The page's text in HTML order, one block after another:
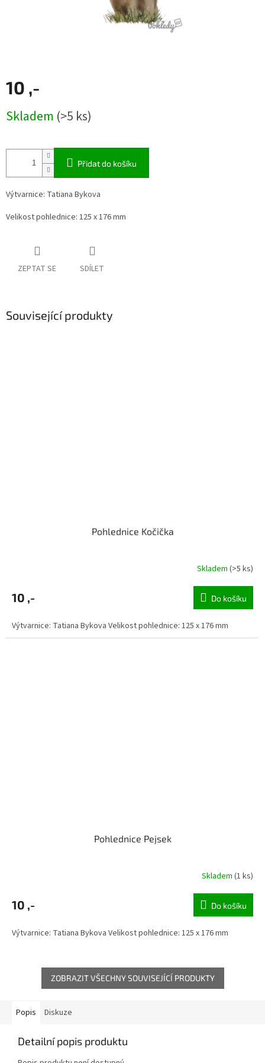
10 ,-
cena:
Skladem (>5 ks)
Přidat do košíku
Výtvarnice: Tatiana Bykova
Velikost pohlednice: 125 x 176 mm
ZEPTAT SE SDÍLET
Související produkty
Pohlednice Kočička
Skladem (>5 ks)
10 ,- Do košíku
Výtvarnice: Tatiana Bykova Velikost pohlednice: 125 x 176 mm
Pohlednice Pejsek
Skladem (1 ks)
10 ,- Do košíku
Výtvarnice: Tatiana Bykova Velikost pohlednice: 125 x 176 mm
ZOBRAZIT VŠECHNY SOUVISEJÍCÍ PRODUKTY
Popis Diskuze
Detailní popis produktu